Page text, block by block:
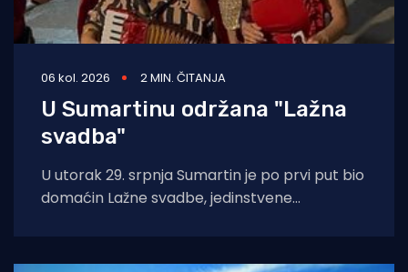
06 kol. 2026 2 MIN. ČITANJA
U Sumartinu održana "Lažna
svadba"
U utorak 29. srpnja Sumartin je po prvi put bio
domaćin Lažne svadbe, jedinstvene